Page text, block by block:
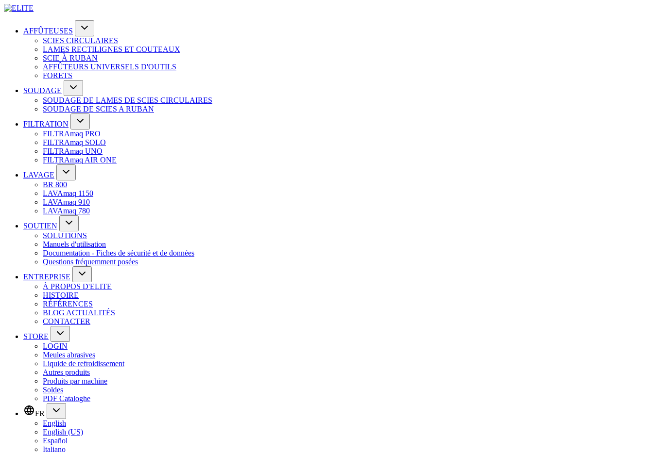
AFFÛTEUSES
SCIES CIRCULAIRES
LAMES RECTILIGNES ET COUTEAUX
SCIE À RUBAN
AFFÛTEURS UNIVERSELS D'OUTILS
FORETS
SOUDAGE
SOUDAGE DE LAMES DE SCIES CIRCULAIRES
SOUDAGE DE SCIES A RUBAN
FILTRATION
FILTRAmaq PRO
FILTRAmaq SOLO
FILTRAmaq UNO
FILTRAmaq AIR ONE
LAVAGE
BR 800
LAVAmaq 1150
LAVAmaq 910
LAVAmaq 780
SOUTIEN
SOLUTIONS
Manuels d'utilisation
Documentation - Fiches de sécurité et de données
Questions fréquemment posées
ENTREPRISE
À PROPOS D'ELITE
HISTOIRE
RÉFÉRENCES
BLOG ACTUALITÉS
CONTACTER
STORE
LOGIN
Meules abrasives
Liquide de refroidissement
Autres produits
Produits par machine
Soldes
PDF Cataloghe
FR
English
English (US)
Español
Italiano